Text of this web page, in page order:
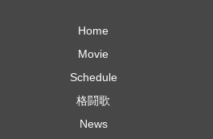
Home
Movie
Schedule
格闘歌
News